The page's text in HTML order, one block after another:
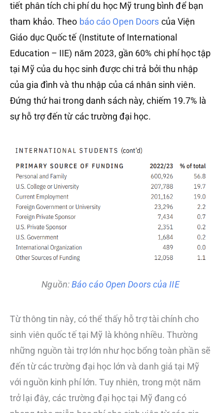
tiết phân tích chi phí du học Mỹ trung bình để bạn
tham khảo. Theo báo cáo Open Doors của Viện
Giáo dục Quốc tế (Institute of International
Education – IIE) năm 2023, gần 60% chi phí học tập
tại Mỹ của du học sinh được chi trả bởi thu nhập
của gia đình và thu nhập của cá nhân sinh viên.
Đứng thứ hai trong danh sách này, chiếm 19.7% là
sự hỗ trợ đến từ các trường đại học.
Nguồn:Báo cáo Open Doors của IIE
Từ thông tin này, có thể thấy hỗ trợ tài chính cho
sinh viên quốc tế tại Mỹ là không nhiều. Thường
những nguồn tài trợ lớn như học bổng toàn phần sẽ
đến từ các trường đại học lớn và danh giá tại Mỹ
với nguồn kinh phí lớn. Tuy nhiên, trong một năm
trở lại đây, các trường đại học tại Mỹ đang có